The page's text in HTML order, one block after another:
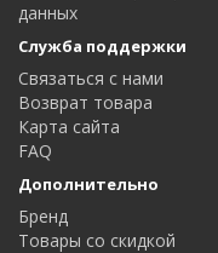
данных
Служба поддержки
Связаться с нами
Возврат товара
Карта сайта
FAQ
Дополнительно
Бренд
Товары со скидкой